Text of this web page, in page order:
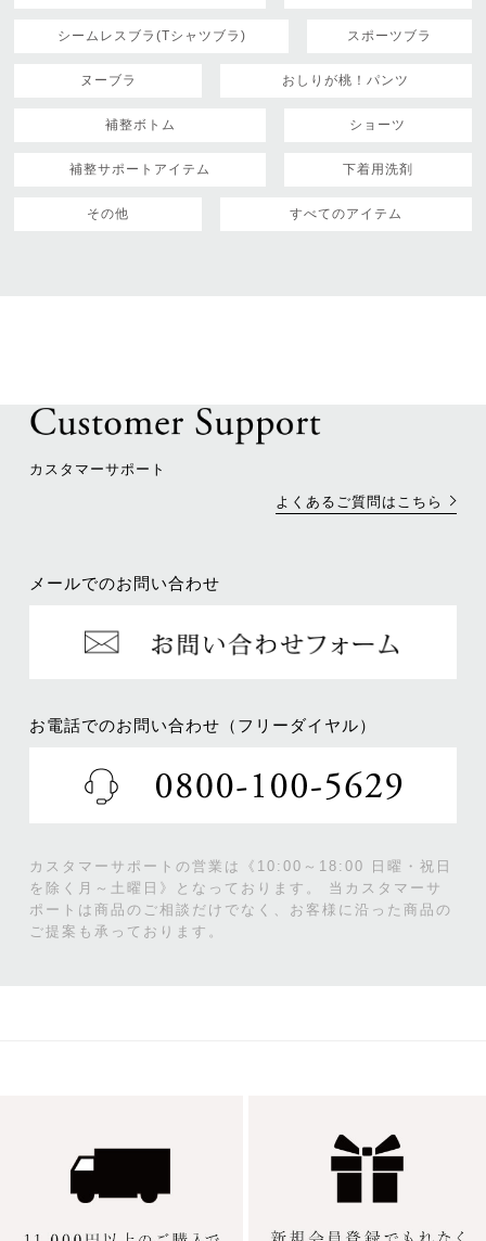
シームレスブラ(Tシャツブラ) スポーツブラ
ヌーブラ おしりが桃！パンツ
補整ボトム ショーツ
補整サポートアイテム 下着用洗剤
その他 すべてのアイテム
カスタマーサポート
よくあるご質問はこちら
メールでのお問い合わせ
お電話でのお問い合わせ（フリーダイヤル）
カスタマーサポートの営業は《10:00～18:00 日曜・祝日
を除く月～土曜日》となっております。
当カスタマーサ
ポートは商品のご相談だけでなく、お客様に沿った商品の
ご提案も承っております。